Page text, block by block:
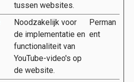
tussen websites.
Noodzakelijk voor
de implementatie en
functionaliteit van
YouTube-video's op
de website.
Perman
ent